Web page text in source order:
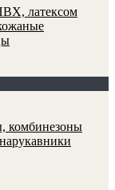
латексом
комбинезоны